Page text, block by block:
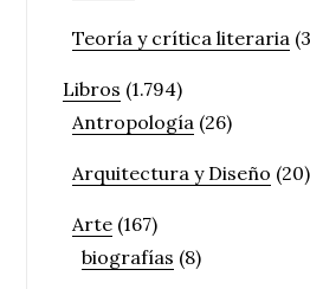
Teoría y crítica literaria
Libros (1.794)
Antropología (26)
Arquitectura y Diseño (20)
Arte (167)
biografías (8)